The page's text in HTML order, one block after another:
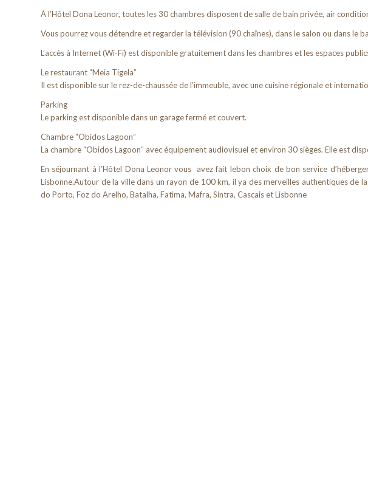
À l’Hôtel Dona Leonor, toutes les 30 chambres disposent de salle de bain privée, air
Vous pourrez vous détendre et regarder la télévision (90 chaînes), dans le salon ou dans le
L’accès à Internet (Wi-Fi) est disponible gratuitement dans les chambres et les espaces
Le restaurant “Meia Tigela”
Il est disponible sur le rez-de-chaussée de l’immeuble, avec une cuisine régionale et
Parking
Le parking est disponible dans un garage fermé et couvert.
Chambre “Obidos Lagoon”
La chambre “Obidos Lagoon” avec équipement audiovisuel et environ 30 sièges. Elle est
En séjournant à l’Hôtel Dona Leonor vous avez fait lebon choix de bon service
Lisbonne.Autour de la ville dans un rayon de 100 km, il ya des merveilles authentiques de
do Porto, Foz do Arelho, Batalha, Fatima, Mafra, Sintra, Cascais et Lisbonne